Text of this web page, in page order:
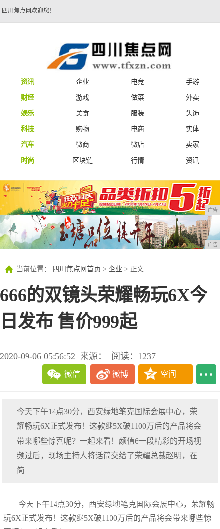
四川焦点网欢迎您！
资讯 企业 电竞
手游
财经
游戏 做菜
外卖
娱乐
美食 服装
头饰
科技
购物 电商
实体
汽车
微商 微店
卖家
时尚
区块链 行情 资讯
广告
广告
当前位置： 四川焦点网首页 > 企业 > 正文
666的双镜头荣耀畅玩6X今
日发布 售价999起
2020-09-06 05:56:52 来源： 阅读：1237
微信 微博 空间
今天下午14点30分，西安绿地笔克国际会展中心，荣
耀畅玩6X正式发布！这款继5X破1100万后的产品将会
带来哪些惊喜呢？一起来看！颜值6一段精彩的开场视
频过后，现场主持人将话筒交给了荣耀总裁赵明，在
简
今天下午14点30分，西安绿地笔克国际会展中心，荣耀畅
玩6X正式发布！这款继5X破1100万后的产品将会带来哪些惊